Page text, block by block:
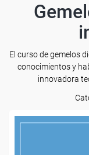
El curso de gemelos
conocimientos y
innovadora